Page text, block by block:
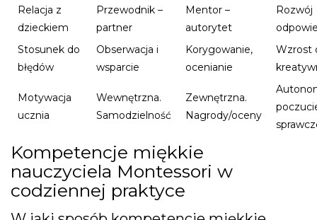
Relacja z
dzieckiem
Przewodnik –
partner
Mentor –
autorytet
Rozwój
Stosunek do
błędów
Obserwacja i
wsparcie
Korygowanie,
ocenianie
Wzrost
Motywacja
ucznia
Wewnętrzna.
Samodzielność
Zewnętrzna.
Nagrody/oceny
Kompetencje miękkie
nauczyciela Montessori w
codziennej praktyce